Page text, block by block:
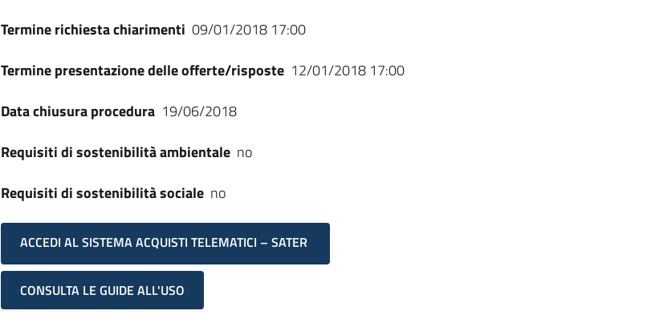
Termine richiesta chiarimenti 09/01/2018 17:00
Termine presentazione delle offerte/risposte 12/01/2018 17:00
Data chiusura procedura 19/06/2018
Requisiti di sostenibilità ambientale no
Requisiti di sostenibilità sociale no
ACCEDI AL SISTEMA ACQUISTI TELEMATICI – SATER
CONSULTA LE GUIDE ALL'USO